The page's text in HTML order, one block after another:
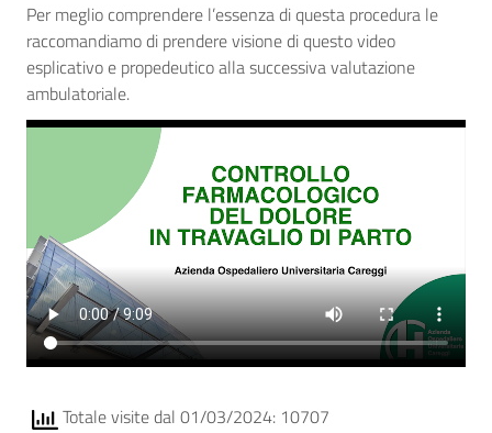
Per meglio comprendere l’essenza di questa procedura le
raccomandiamo di prendere visione di questo video
esplicativo e propedeutico alla successiva valutazione
ambulatoriale.
Totale visite dal 01/03/2024: 10707